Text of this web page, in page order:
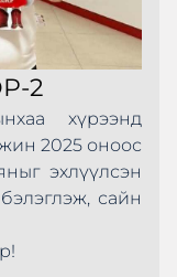
2
хүрээнд
2025 оноос
эхлүүлсэн
сайн